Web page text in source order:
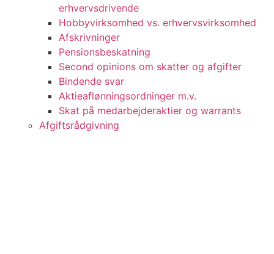
erhvervsdrivende
Hobbyvirksomhed vs. erhvervsvirksomhed
Afskrivninger
Pensionsbeskatning
Second opinions om skatter og afgifter
Bindende svar
Aktieaflønningsordninger m.v.
Skat på medarbejderaktier og warrants
Afgiftsrådgivning